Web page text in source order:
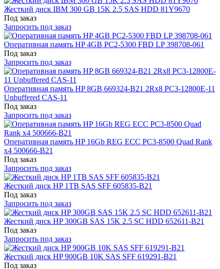
Жесткий диск IBM 300 GB 15K 2.5 SAS HDD 81Y9670
Под заказ
Запросить под заказ
Оперативная память HP 4GB PC2-5300 FBD LP 398708-061
Под заказ
Запросить под заказ
Оперативная память HP 8GB 669324-B21 2Rx8 PC3-12800E-11
Unbuffered CAS-11
Под заказ
Запросить под заказ
Оперативная память HP 16Gb REG ECC PC3-8500 Quad Rank
x4 500666-B21
Под заказ
Запросить под заказ
Жесткий диск HP 1TB SAS SFF 605835-B21
Под заказ
Запросить под заказ
Жесткий диск HP 300GB SAS 15K 2.5 SC HDD 652611-B21
Под заказ
Запросить под заказ
Жесткий диск HP 900GB 10K SAS SFF 619291-B21
Под заказ